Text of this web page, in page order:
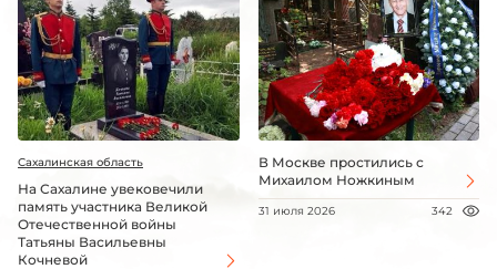
Сахалинская область
На Сахалине увековечили
память участника Великой
Отечественной войны
Татьяны Васильевны
Кочневой
В Москве простились с
Михаилом Ножкиным
31 июля 2026 342